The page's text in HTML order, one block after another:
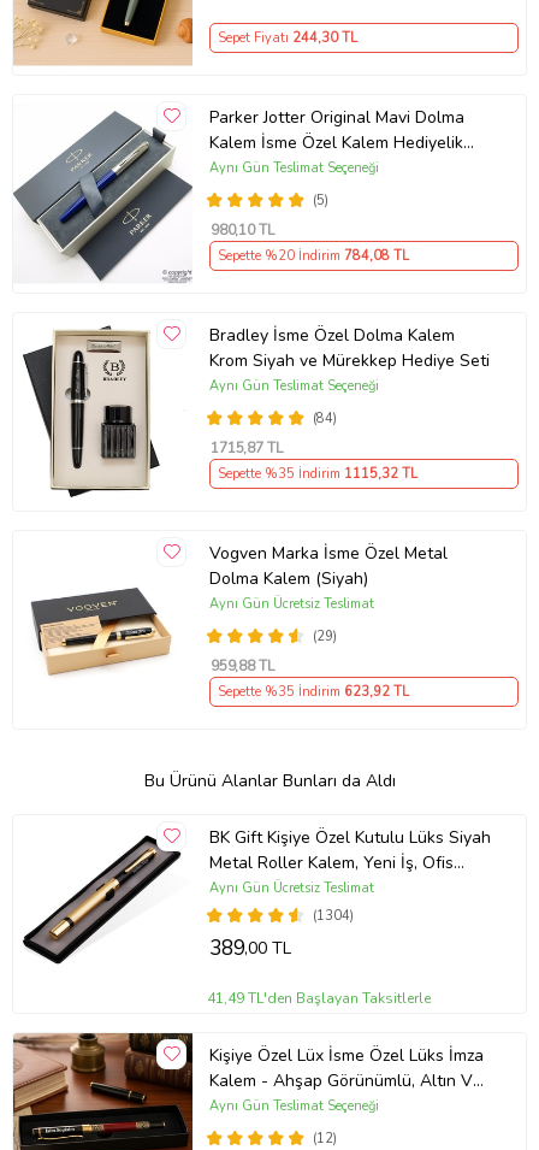
Sepet Fiyatı 244,30 TL
Parker Jotter Original Mavi Dolma
Kalem İsme Özel Kalem Hediyelik
Kalem
(5)
Aynı Gün Teslimat Seçeneği
980,10 TL
Sepette %20 İndirim 784,08 TL
Bradley İsme Özel Dolma Kalem
Krom Siyah ve Mürekkep Hediye Seti
(84)
Aynı Gün Teslimat Seçeneği
1715,87 TL
Sepette %35 İndirim 1115,32 TL
Vogven Marka İsme Özel Metal
Dolma Kalem (Siyah)
(29)
Aynı Gün Ücretsiz Teslimat
959,88 TL
Sepette %35 İndirim 623,92 TL
Bu Ürünü Alanlar Bunları da Aldı
BK Gift Kişiye Özel Kutulu Lüks Siyah
Metal Roller Kalem, Yeni İş, Ofis
Hediyesi, Arkadaşa Hediye,
Öğretmenler Günü
(1304)
Aynı Gün Ücretsiz Teslimat
389,00 TL
41,49 TL'den Başlayan Taksitlerle
Kişiye Özel Lüx İsme Özel Lüks İmza
Kalem - Ahşap Görünümlü, Altın Ve
Kırmızı Detaylı İmza Kalemi Orjinal
Kutusunda
(12)
Aynı Gün Teslimat Seçeneği